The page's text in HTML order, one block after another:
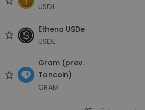
USD1
Ethena USDe
USDE
Gram (prev.
Toncoin)
GRAM